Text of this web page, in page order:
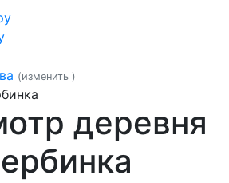
(изменить )
деревня